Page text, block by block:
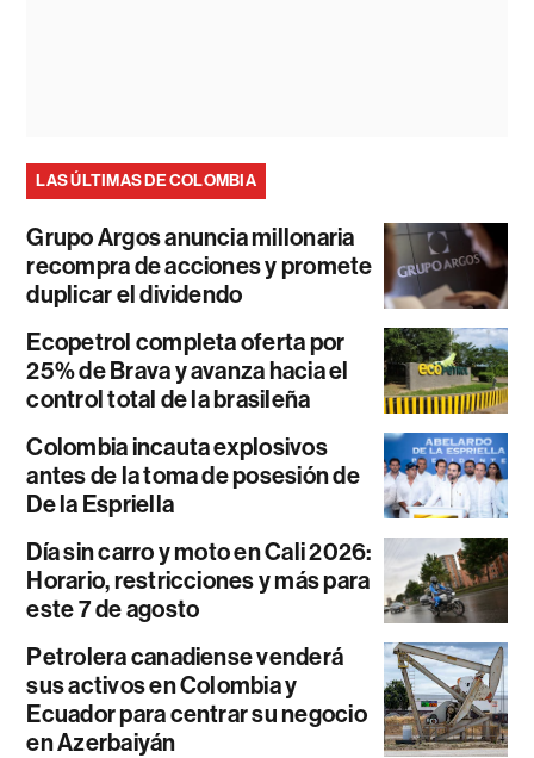
LAS ÚLTIMAS DE COLOMBIA
Grupo Argos anuncia millonaria
recompra de acciones y promete
duplicar el dividendo
Ecopetrol completa oferta por
25% de Brava y avanza hacia el
control total de la brasileña
Colombia incauta explosivos
antes de la toma de posesión de
De la Espriella
Día sin carro y moto en Cali 2026:
Horario, restricciones y más para
este 7 de agosto
Petrolera canadiense venderá
sus activos en Colombia y
Ecuador para centrar su negocio
en Azerbaiyán